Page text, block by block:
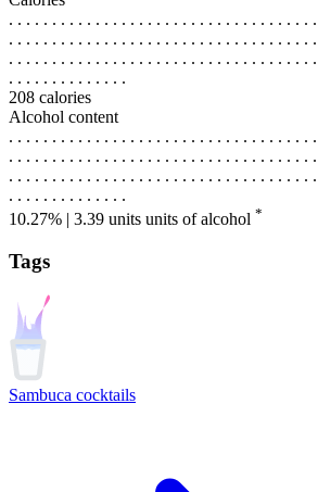
. . . . . . . . . . . . . . . . . . . . . . . . . . . . . . . . . . .
. . . . . . . . . . . . . . . . . . . . . . . . . . . . . . . . . . .
. . . . . . . . . . . . . . . . . . . . . . . . . . . . . . . . . . .
. . . . . . . . . . . . . .
208 calories
Alcohol content
. . . . . . . . . . . . . . . . . . . . . . . . . . . . . . . . . . .
. . . . . . . . . . . . . . . . . . . . . . . . . . . . . . . . . . .
. . . . . . . . . . . . . . . . . . . . . . . . . . . . . . . . . . .
. . . . . . . . . . . . . .
10.27% | 3.39 units units of alcohol *
Tags
Sambuca cocktails